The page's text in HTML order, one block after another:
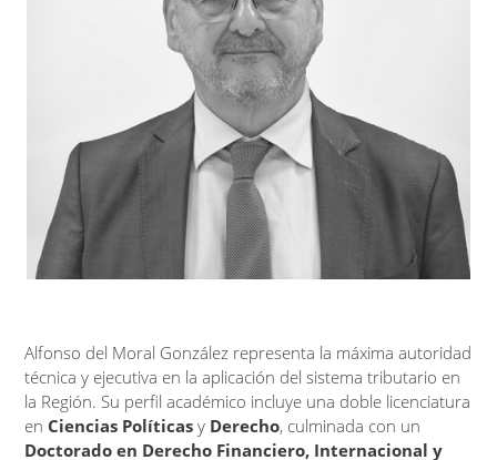
Alfonso del Moral González representa la máxima autoridad
técnica y ejecutiva en la aplicación del sistema tributario en
la Región. Su perfil académico incluye una doble licenciatura
en Ciencias Políticas y Derecho, culminada con un
Doctorado en Derecho Financiero, Internacional y